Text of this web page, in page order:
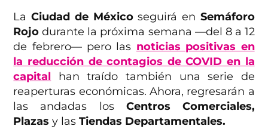
LaCiudad de Méxicoseguirá en Semáforo
Rojo durante la próxima semana —del 8 a 12
de febrero— pero las noticias positivas en
la reducción de contagios de COVID en la
capital han traído también una serie de
reaperturas económicas. Ahora, regresarán a
las andadas los Centros Comerciales,
Plazas y lasTiendas Departamentales.